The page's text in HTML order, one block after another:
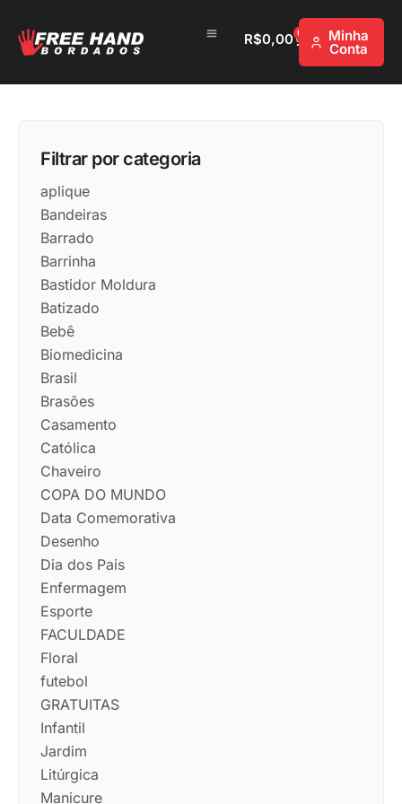
R$0,00 0 Minha
Conta
Filtrar por categoria
aplique
Bandeiras
Barrado
Barrinha
Bastidor Moldura
Batizado
Bebê
Biomedicina
Brasil
Brasões
Casamento
Católica
Chaveiro
COPA DO MUNDO
Data Comemorativa
Desenho
Dia dos Pais
Enfermagem
Esporte
FACULDADE
Floral
futebol
GRATUITAS
Infantil
Jardim
Litúrgica
Manicure